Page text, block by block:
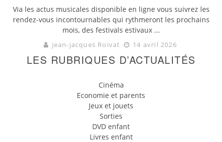
Via les actus musicales disponible en ligne vous suivrez les
rendez-vous incontournables qui rythmeront les prochains
mois, des festivals estivaux ...
jean-jacques Roivat 14 avril 2026
LES RUBRIQUES D’ACTUALITÉS
Cinéma
Economie et parents
Jeux et jouets
Sorties
DVD enfant
Livres enfant